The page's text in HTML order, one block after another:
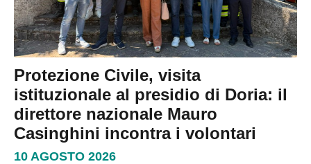
Protezione Civile, visita
istituzionale al presidio di Doria: il
direttore nazionale Mauro
Casinghini incontra i volontari
10 AGOSTO 2026